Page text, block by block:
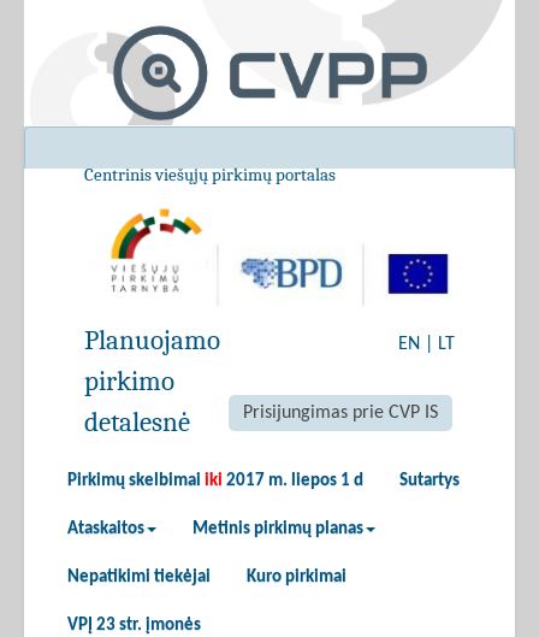
Centrinis viešųjų pirkimų portalas
EN LT
Prisijungimas prie CVP IS
Pirkimų skelbimai iki 2017 m. liepos 1 d Sutartys
Ataskaitos Metinis pirkimų planas
Nepatikimi tiekėjai Kuro pirkimai
VPĮ 23 str. įmonės
Planuojamo
pirkimo
detalesnė